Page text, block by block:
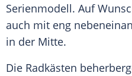
Serienmodell. Auf
auch mit eng
in der Mitte.
Die Radkästen